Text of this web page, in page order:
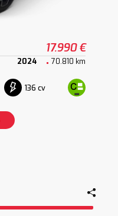
17.990 €
2024 70.810 km
136 cv